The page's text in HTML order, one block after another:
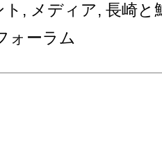
, メディア, 長崎と
ォーラム